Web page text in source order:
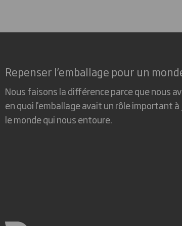
Repenser l’emballage pour un
Nous faisons la différence parce que nous
en quoi l'emballage avait un rôle important à
le monde qui nous entoure.